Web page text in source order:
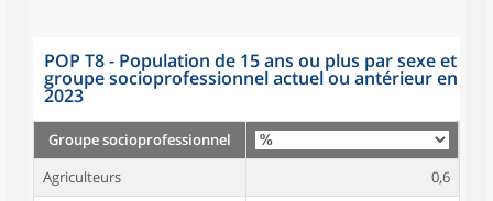
POP T8 - Population de 15 ans ou plus par sexe et
groupe socioprofessionnel actuel ou antérieur en
2023
Groupe socioprofessionnel
Agriculteurs
0,6